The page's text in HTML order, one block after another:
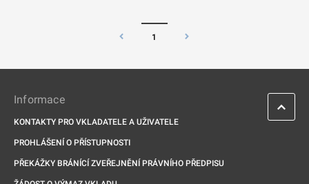
1
Informace
KONTAKTY PRO VKLADATELE A UŽIVATELE
PROHLÁŠENÍ O PŘÍSTUPNOSTI
PŘEKÁŽKY BRÁNÍCÍ ZVEŘEJNĚNÍ PRÁVNÍHO PŘEDPISU